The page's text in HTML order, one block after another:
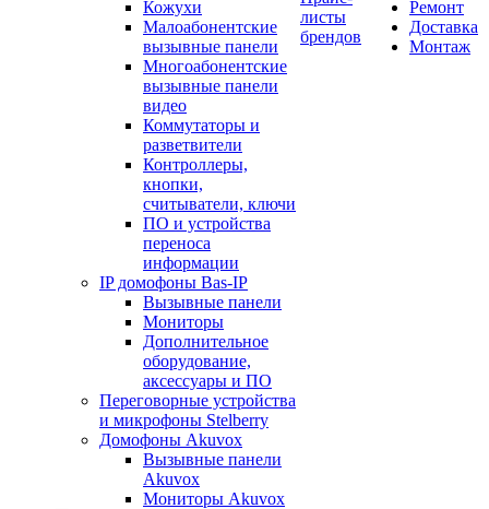
Кожухи
Малоабонентские
вызывные панели
Многоабонентские
вызывные панели
видео
Коммутаторы и
разветвители
Контроллеры,
кнопки,
считыватели, ключи
ПО и устройства
переноса
информации
IP домофоны Bas-IP
Вызывные панели
Мониторы
Дополнительное
оборудование,
аксессуары и ПО
Переговорные устройства
и микрофоны Stelberry
Домофоны Akuvox
Вызывные панели
Akuvox
Мониторы Akuvox
листы
брендов
Ремонт
Доставка
Монтаж